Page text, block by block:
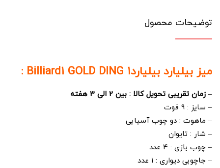
توضیحات محصول
میز بیلیارد بیلیارد1 Billiard1 GOLD DING :
– زمان تقریبی تحویل کالا : بین 2 الی 3 هفته
– سایز : 9 فوت
– ماهوت : دو چوب آسیایی
– شار : تایوان
– چوب بازی : 4 عدد
– جاچوبی دیواری : 1 عدد